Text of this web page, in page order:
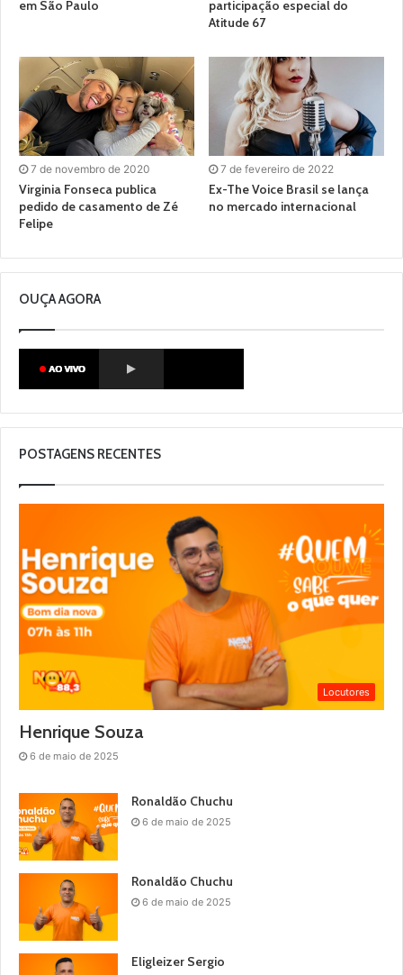
em São Paulo
participação especial do
Atitude 67
7 de novembro de 2020
Virginia Fonseca publica
pedido de casamento de Zé
Felipe
7 de fevereiro de 2022
Ex-The Voice Brasil se lança
no mercado internacional
OUÇA AGORA
POSTAGENS RECENTES
Locutores
Henrique Souza
6 de maio de 2025
Ronaldão Chuchu
6 de maio de 2025
Ronaldão Chuchu
6 de maio de 2025
Eligleizer Sergio